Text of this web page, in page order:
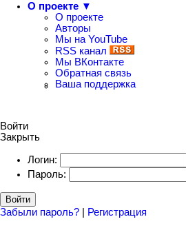
О проекте ▼
О проекте
Авторы
Мы на YouTube
RSS канал
Мы ВКонтакте
Обратная связь
Ваша поддержка
Войти
Закрыть
Логин:
Пароль:
Войти
Забыли пароль? Регистрация